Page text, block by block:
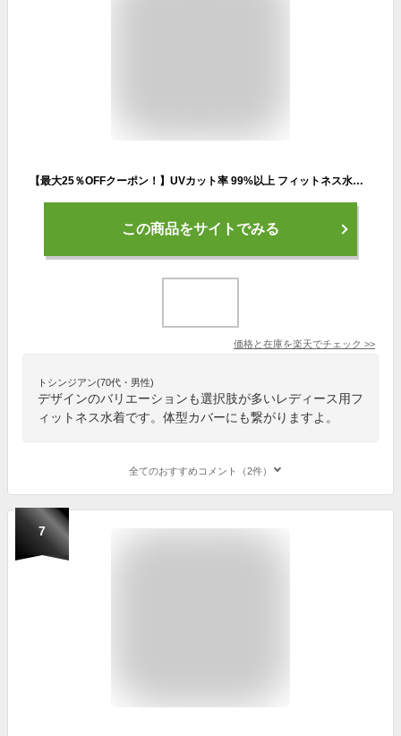
【最大25％OFFクーポン！】UVカット率 99%以上 フィットネス水着 レディース セパレート かわいい 体型カバー水着 ビキニ 大きいサイズ ぽっちゃり 長袖ラッシュガード ショートパンツ トレンカ 5点セット 20代 30代 40代 50代 60代 女性ミセス
この商品をサイトでみる
価格と在庫を楽天でチェック >>
トシンジアン(70代・男性)
デザインのバリエーションも選択肢が多いレディース用フ
ィットネス水着です。体型カバーにも繋がりますよ。
全てのおすすめコメント（2件）
7